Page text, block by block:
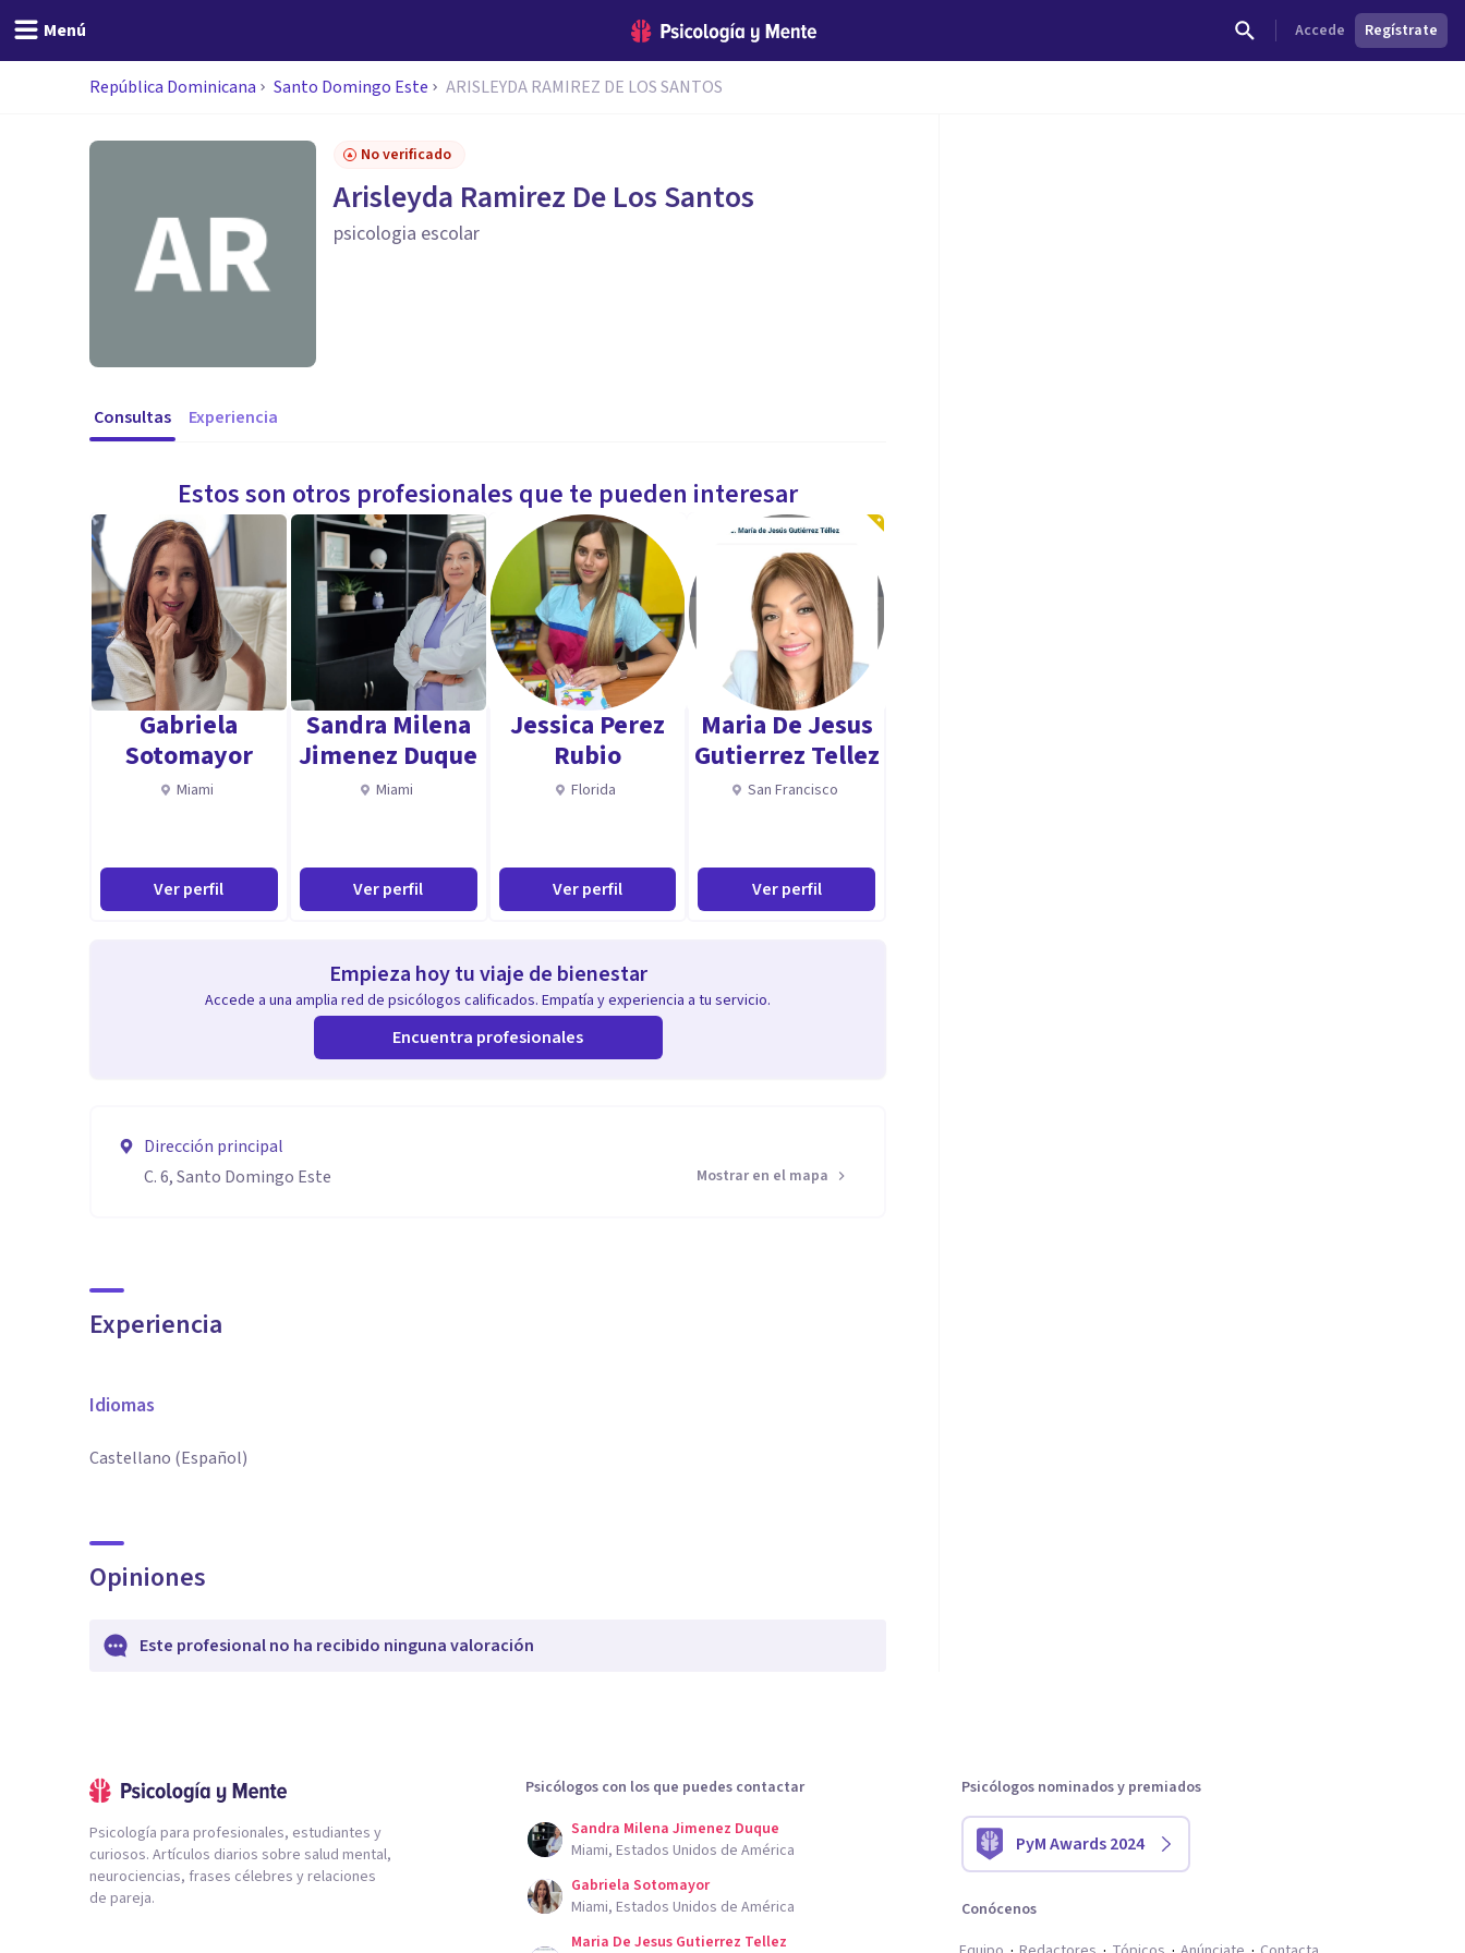
Menú Accede Regístrate
República Dominicana Santo Domingo Este ARISLEYDA RAMIREZ DE LOS SANTOS
No verificado
Arisleyda Ramirez De Los Santos
psicologia escolar
Consultas Experiencia
Estos son otros profesionales que te pueden interesar
Gabriela
Sotomayor
Miami
Ver perfil
Sandra Milena
Jimenez Duque
Miami
Ver perfil
Jessica Perez
Rubio
Florida
Ver perfil
Maria De Jesus
Gutierrez Tellez
San Francisco
Ver perfil
Empieza hoy tu viaje de bienestar
Accede a una amplia red de psicólogos calificados. Empatía y experiencia a tu servicio.
Encuentra profesionales
Dirección principal
C. 6, Santo Domingo Este
Mostrar en el mapa
Experiencia
Idiomas
Castellano (Español)
Opiniones
Este profesional no ha recibido ninguna valoración
Psicología para profesionales, estudiantes y
curiosos. Artículos diarios sobre salud mental,
neurociencias, frases célebres y relaciones
de pareja.
Psicólogos con los que puedes contactar
Sandra Milena Jimenez Duque
Miami, Estados Unidos de América
Gabriela Sotomayor
Miami, Estados Unidos de América
Maria De Jesus Gutierrez Tellez
Psicólogos nominados y premiados
PyM Awards 2024
Conócenos